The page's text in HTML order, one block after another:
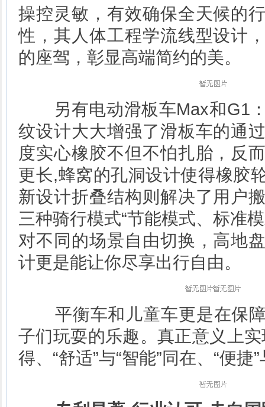
操控灵敏，有效确保全天候的
性，其人体工程学流线型设计
的座驾，彰显高端简约的美。
另有电动滑板车Max和G1：
纹设计大大增强了滑板车的通
度实心橡胶不但不怕扎胎，反
更长,蜂窝的孔洞设计使得橡胶
新设计折叠结构则解决了用户
三种骑行模式“节能模式、标准
对不同的场景自由切换，高地
计更是能让你尽享出行自由。
平衡车和儿童车更是在保障
子们玩耍的乐趣。真正意义上实
得、“舒适”与“智能”同在、“便捷